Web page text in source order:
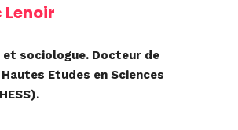
et sociologue. Docteur de
Hautes Etudes en Sciences